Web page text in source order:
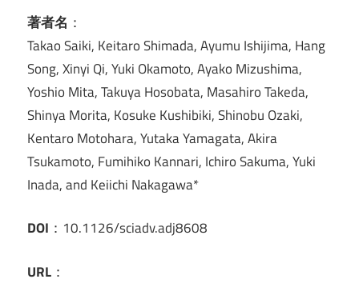
著者名 ：
Takao Saiki, Keitaro Shimada, Ayumu Ishijima, Hang
Song, Xinyi Qi, Yuki Okamoto, Ayako Mizushima,
Yoshio Mita, Takuya Hosobata, Masahiro Takeda,
Shinya Morita, Kosuke Kushibiki, Shinobu Ozaki,
Kentaro Motohara, Yutaka Yamagata, Akira
Tsukamoto, Fumihiko Kannari, Ichiro Sakuma, Yuki
Inada, and Keiichi Nakagawa*
DOI ：10.1126/sciadv.adj8608
URL ：